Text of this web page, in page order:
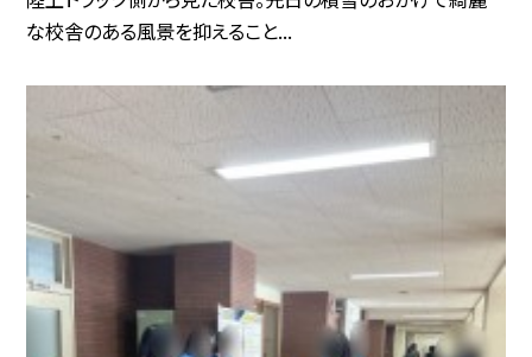
な校舎のある風景を抑えること...